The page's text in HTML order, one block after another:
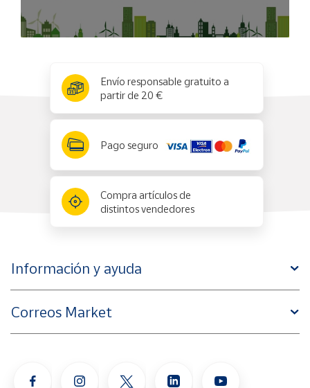
Envío responsable gratuito a
partir de 20 €
Pago seguro
Compra artículos de
distintos vendedores
Información y ayuda
Correos Market